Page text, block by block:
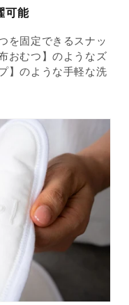
可能
を固定できるスナッ
おむつ】のようなズ
】のような手軽な洗